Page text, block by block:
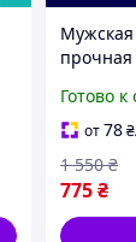
Мужская
прочная
Готово к
от78₴
775₴
1 550 ₴